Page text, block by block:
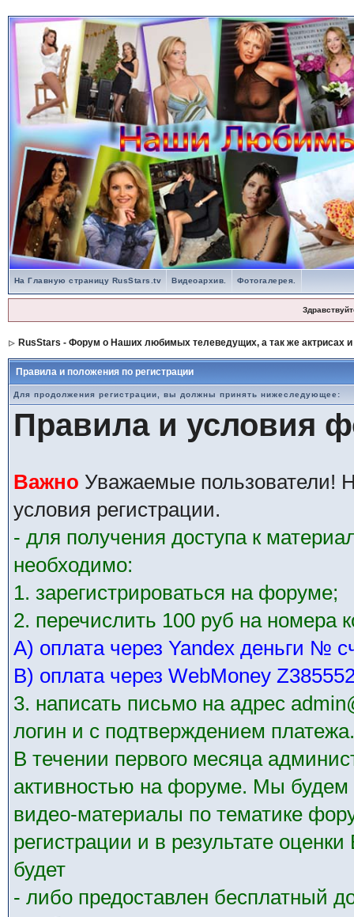
На Главную страницу RusStars.tv Видеоархив. Фотогалерея.
RusStars - Форум о Наших любимых телеведущих, а так же актрисах и
Правила и положения по регистрации
Для продолжения регистрации, вы должны принять нижеследующее:
Правила и условия
Важно Уважаемые пользователи!
условия регистрации.
- для получения доступа к
необходимо:
1. зарегистрироваться на форуме;
2. перечислить 100 руб на номера
А) оплата через Yandex деньги №
В) оплата через WebMoney
3. написать письмо на адрес
логин и с подтверждением платежа.
В течении первого месяца
активностью на форуме. Мы
видео-материалы по тематике
регистрации и в результате
будет
- либо предоставлен бесплатный